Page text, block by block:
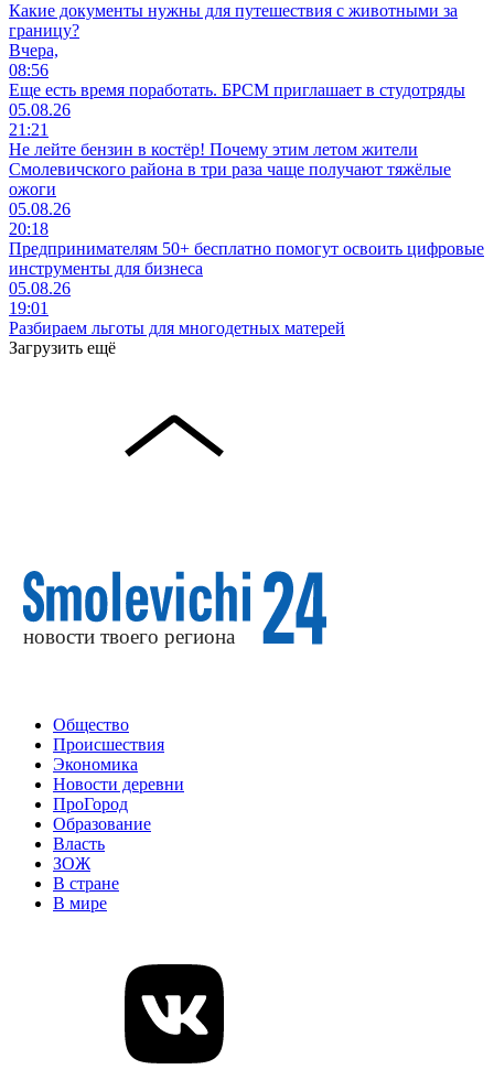
Какие документы нужны для путешествия с животными за
границу?
Вчера,
08:56
Еще есть время поработать. БРСМ приглашает в студотряды
05.08.26
21:21
Не лейте бензин в костёр! Почему этим летом жители
Смолевичского района в три раза чаще получают тяжёлые
ожоги
05.08.26
20:18
Предпринимателям 50+ бесплатно помогут освоить цифровые
инструменты для бизнеса
05.08.26
19:01
Разбираем льготы для многодетных матерей
Загрузить ещё
Общество
Происшествия
Экономика
Новости деревни
ПроГород
Образование
Власть
ЗОЖ
В стране
В мире